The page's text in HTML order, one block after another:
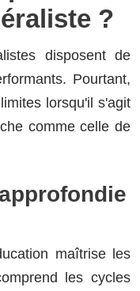
?
disposent de
Pourtant,
lorsqu'il s'agit
comme celle de
maîtrise les
les cycles